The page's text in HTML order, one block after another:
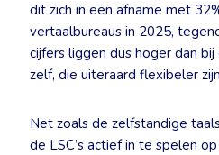
dit zich in een afname met
vertaalbureaus in 2025,
cijfers liggen dus hoger dan
zelf, die uiteraard flexibeler
Net zoals de zelfstandige
de LSC’s actief in te spelen